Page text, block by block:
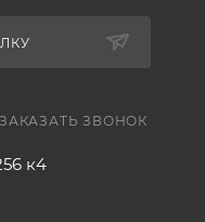
ЗАКАЗАТЬ ЗВОНОК
к4